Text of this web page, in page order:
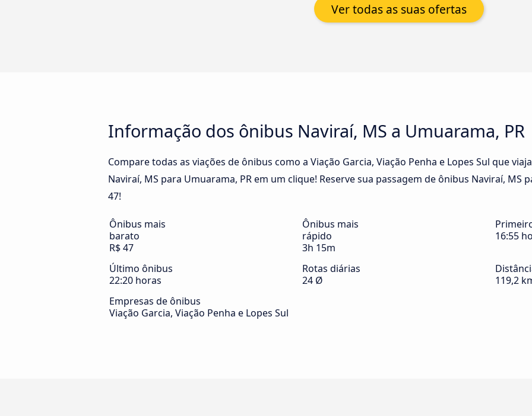
Ver todas as suas ofertas
Informação dos ônibus Naviraí, MS a Umuarama, PR
Compare todas as viações de ônibus como a Viação Garcia, Viação Penha e Lopes Sul que
Naviraí, MS para Umuarama, PR em um clique! Reserve sua passagem de ônibus Naviraí, MS
47!
Ônibus mais
barato
R$ 47
Ônibus mais
rápido
3h 15m
16:55
Último ônibus
22:20 horas
Rotas diárias
24 Ø
119,2
Empresas de ônibus
Viação Garcia, Viação Penha e Lopes Sul